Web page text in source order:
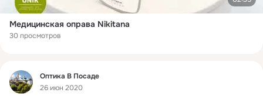
Mедицинская оправа Nikitana
30 просмотров
Фид
Оптика В Посаде
26 июн 2020